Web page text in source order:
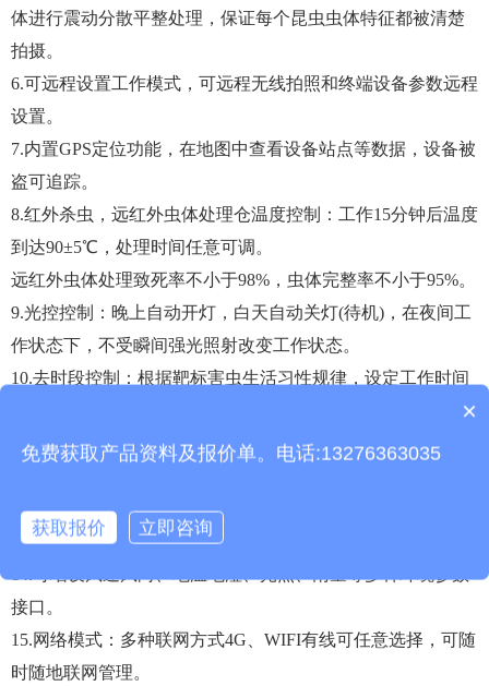
体进行震动分散平整处理，保证每个昆虫虫体特征都被清楚
拍摄。
6.可远程设置工作模式，可远程无线拍照和终端设备参数远程
设置。
7.内置GPS定位功能，在地图中查看设备站点等数据，设备被
盗可追踪。
8.红外杀虫，远红外虫体处理仓温度控制：工作15分钟后温度
到达90±5℃，处理时间任意可调。
远红外虫体处理致死率不小于98%，虫体完整率不小于95%。
9.光控控制：晚上自动开灯，白天自动关灯(待机)，在夜间工
作状态下，不受瞬间强光照射改变工作状态。
10.去时段控制：根据靶标害虫生活习性规律，设定工作时间
11.雨控系统装置：单独的排水系统结构，将雨水自动排出，
12.电源：电压波动范围：220V±60V，有漏电保护装置。
13.防雷装置：有效防止雷击。
14.可增设风速风向、地温地湿、光照、雨量等多种环境参数
接口。
15.网络模式：多种联网方式4G、WIFI有线可任意选择，可随
时随地联网管理。
产品包含安装吗？
×
免费获取产品资料及报价单。电话:13276363035
获取报价 立即咨询